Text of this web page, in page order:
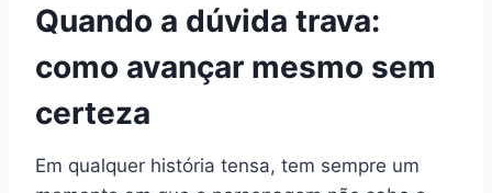
Quando a dúvida trava:
como avançar mesmo sem
certeza
Em qualquer história tensa, tem sempre um